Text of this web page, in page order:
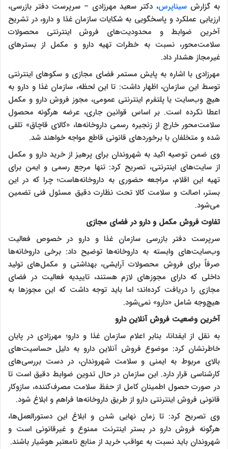
به گزارش سیناپرس، دکتر سعید مهرزادی – سرپرست دفتر بازرسی،
ارزیابی عملکرد و پاسخگویی به شکایات سازمان غذا و دارو، در تشریح
آخرین ضوابط و محدودیت‌های فروش اینترنتی محصولات
سلامت‌محور، نسبت به خطرات تهیه دارو و مکمل از بستر‌های
غیرمجاز هشدار داد.
مهرزادی با اشاره به پایش مستمر فضای مجازی و سکو‌های اینترنتی
توسط این سازمان، اظهار داشت: تا این لحظه، سازمان غذا و دارو به
هیچ وب‌سایت یا پلتفرم اینترنتی عمومی، مجوز فروش دارو و مکمل
اعطا نکرده است. بر اساس قوانین جاری، عرضه هرگونه محصول
سلامت‌محور خارج از زنجیره رسمی داروخانه‌ها، «کالای قاچاق» تلقی
شده و متخلفان با برخورد‌های قانونی قاطع مواجه خواهند شد.
وی ضمن توصیه اکید به شهروندان برای پرهیز از خرید دارو و مکمل
از سایت‌های اینترنتی، تصریح کرد: تنها مرجع رسمی و ایمن برای
تهیه این اقلام، مراجعه حضوری به داروخانه‌هاست؛ چرا که در این
بستر، اصالت و سلامت کالا تحت نظارت دقیق مسئول فنی تضمین
می‌شود.
تفاوت فروش مکمل و دارو در فضای مجازی
سرپرست دفتر بازرسی سازمان غذا و دارو در خصوص فعالیت
وب‌سایت‌های وابسته به داروخانه‌ها توضیح داد: برخی داروخانه‌ها
صرفاً برای فروش محصولات آرایشی، بهداشتی و مکمل‌های تولید
داخلی که دارای مجوز‌های لازم هستند، تاییدیه فعالیت در فضای
مجازی را دریافت کرده‌اند؛ اما باید توجه داشت که این مجوز‌ها به
هیچ‌وجه شامل «دارو» نمی‌شود.
آخرین وضعیت فروش آنلاین دارو
به نقل از ایفدانا، بنابر اعلام سازمان غذا و دارو؛ مهرزادی در پایان
خاطرنشان کرد: موضوع فروش آنلاین دارو به دلیل حساسیت‌های
بالای مربوط به ایمنی و سلامت شهروندان، در دست بررسی‌های
کارشناسی قرار دارد. این سازمان در حال تدوین ضوابط دقیق است تا
در صورت حصول اطمینان کامل از حفظ سلامت مصرف‌کننده، سازوکار
قانونی فروش اینترنتی دارو از طریق داروخانه‌ها فراهم و ابلاغ شود.
وی تصریح کرد: تا زمان نهایی شدن و ابلاغ این دستورالعمل‌ها،
هرگونه فروش دارو در بستر اینترنت ممنوع و غیرقانونی است و
شهروندان باید نسبت به عواقب خرید از منابع نامعتبر هوشیار باشند.